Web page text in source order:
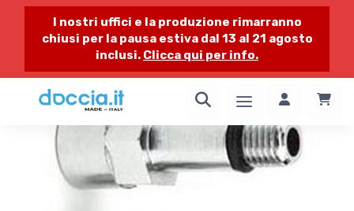
I nostri uffici e la produzione rimarranno
chiusi per la pausa estiva dal 13 al 21 agosto
inclusi. Clicca qui per info.